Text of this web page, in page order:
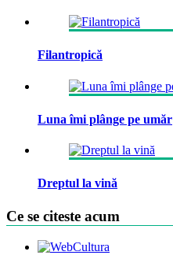
Filantropică
Luna îmi plânge pe umăr
Dreptul la vină
Ce se citeste acum